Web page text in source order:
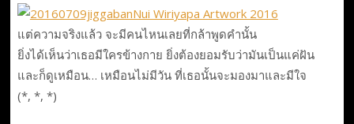
แต่ความจริงแล้ว จะมีคนไหนเลยที่กล้าพูดคำนั้น
ยิ่งได้เห็นว่าเธอมีใครข้างกาย ยิ่งต้องยอมรับว่ามันเป็นแค่ฝัน
และก็ดูเหมือน… เหมือนไม่มีวัน ที่เธอนั้นจะมองมาและมีใจ
(*, *, *)